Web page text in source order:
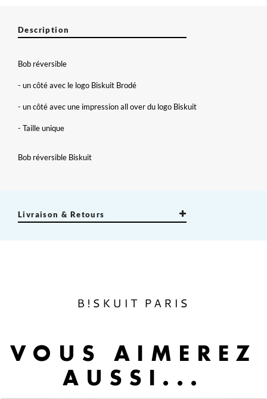
Description
Bob réversible
- un côté avec le logo Biskuit Brodé
- un côté avec une impression all over du logo Biskuit
- Taille unique
Bob réversible Biskuit
Livraison & Retours
B!SKUIT PARIS
VOUS AIMEREZ
AUSSI...